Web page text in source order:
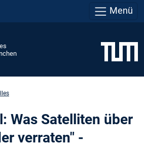
Menü
Was Satelliten über
verraten" -